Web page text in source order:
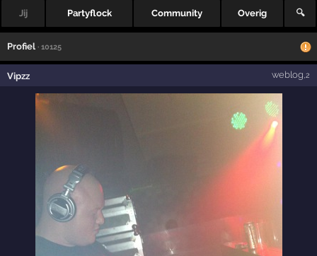
Jij Partyflock Community Overig 🔍
Profiel · 10125
Vipzz weblog ,2